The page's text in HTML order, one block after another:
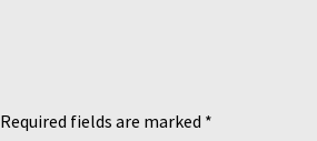
Required fields are marked *